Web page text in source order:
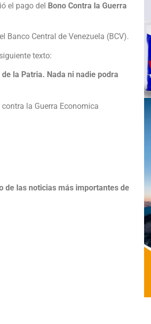
el pago del Bono Contra la Guerra
Banco Central de Venezuela (BCV).
texto:
la Patria. Nada ni nadie podra
contra la Guerra Economica
de las noticias más importantes de